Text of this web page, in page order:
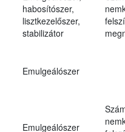
habosítószer,
lisztkezelőszer,
stabilizátor
Emulgeálószer
Emulgeálószer